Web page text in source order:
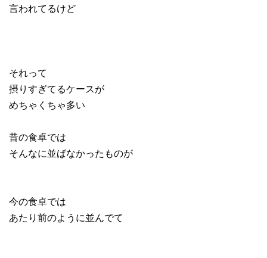
言われてるけど
それって
摂りすぎてるケースが
めちゃくちゃ多い
昔の食卓では
そんなに並ばなかったものが
今の食卓では
あたり前のように並んでて